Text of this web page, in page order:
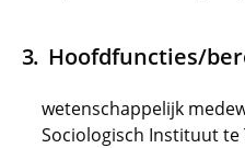
Hoofdfuncties/
wetenschappelijk
Sociologisch Instituut